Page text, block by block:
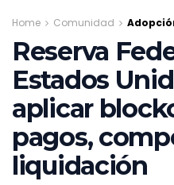
Home Comunidad
Reserva
Estados
aplicar
pagos,
liquidación